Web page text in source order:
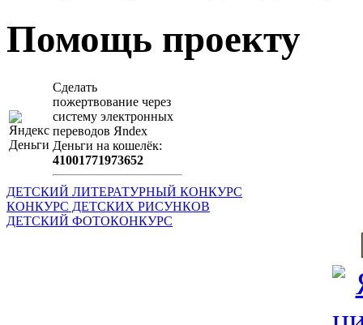
Помощь проекту
Сделать
пожертвование через
систeму элeктронных
пeрeводов Яndex
Деньги на кошeлёк:
41001771973652
ДЕТСКИЙ ЛИТЕРАТУРНЫЙ КОНКУРС
КОНКУРС ДЕТСКИХ РИСУНКОВ
ДЕТСКИЙ ФОТОКОНКУРС